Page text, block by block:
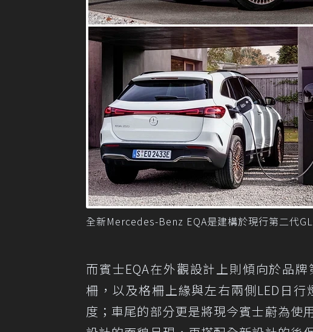
全新Mercedes-Benz EQA是建構於現行第二代
而賓士EQA在外觀設計上則傾向於品
柵，以及格柵上緣與左右兩側LED日
度；車尾的部分更是將現今賓士蔚為使